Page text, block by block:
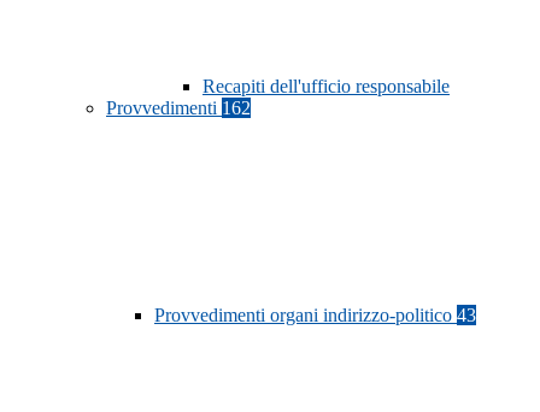
Recapiti dell'ufficio responsabile
Provvedimenti 162
Provvedimenti organi indirizzo-politico 43